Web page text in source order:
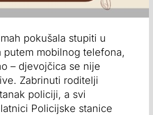
pokušala stupiti u
putem mobilnog telefona,
– djevojčica se nije
Zabrinuti roditelji
policiji, a svi
Policijske stanice